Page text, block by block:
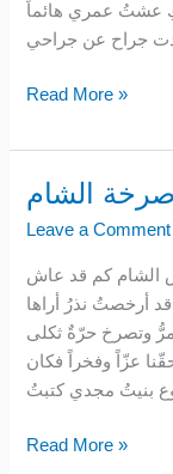
عشتُ عمري هائماً
Read More »
صرخة الشام
Leave a Comment
الشام كم قد عاش
أرخصتُ نذرُ أراها
وتصرخ حرّةٌ ثكلى
عزّاً وفخراً فكان
بنيتُ مجدي كتبتُ
صرخة
الشام
Read More »